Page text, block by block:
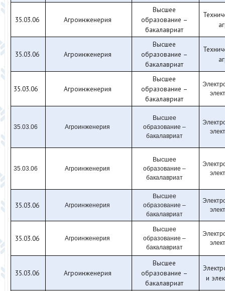
35.03.06 Агроинженерия
Высшее
образование –
бакалавриат
35.03.06 Агроинженерия
Высшее
образование –
бакалавриат
35.03.06 Агроинженерия
Высшее
образование –
бакалавриат
35.03.06 Агроинженерия
Высшее
образование –
бакалавриат
35.03.06 Агроинженерия
Высшее
образование –
бакалавриат
35.03.06 Агроинженерия
Высшее
образование –
бакалавриат
35.03.06 Агроинженерия
Высшее
образование –
бакалавриат
35.03.06 Агроинженерия
Высшее
образование –
бакалавриат
и